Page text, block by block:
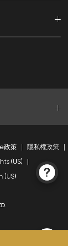
政策 隱私權政策
(US)
(US)